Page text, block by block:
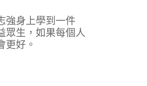
強身上學到一件
眾生，如果每個人
好。